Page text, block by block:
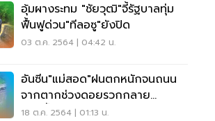
อุ้มผางระทม "ชัยวุฒิ"จี้รัฐบาลทุ่ม
ฟื้นฟูด่วน"ทีลอซู"ยังปิด
03 ต.ค. 2564 | 04:42 น.
อันซีน"แม่สอด"ฝนตกหนักจนถนน
จากตากช่วงดอยรวกกลาย
เป็น"น้ำตก"
18 ต.ค. 2564 | 01:13 น.